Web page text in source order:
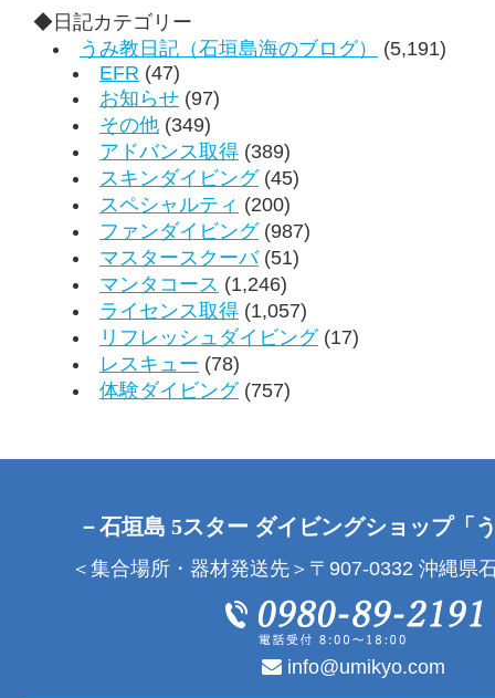
◆日記カテゴリー
うみ教日記（石垣島海のブログ）
(5,191)
EFR (47)
お知らせ (97)
その他 (349)
アドバンス取得 (389)
スキンダイビング(45)
スペシャルティ (200)
ファンダイビング(987)
マスタースクーバ(51)
マンタコース (1,246)
ライセンス取得 (1,057)
リフレッシュダイビング(17)
レスキュー (78)
体験ダイビング(757)
－石垣島 5スター ダイビングショップ「
＜集合場所・器材発送先＞〒907-0332 沖縄県
info@umikyo.com